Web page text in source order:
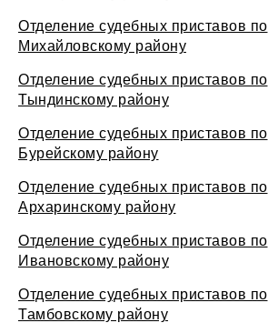
Отделение судебных приставов по
Михайловскому району
Отделение судебных приставов по
Тындинскому району
Отделение судебных приставов по
Бурейскому району
Отделение судебных приставов по
Архаринскому району
Отделение судебных приставов по
Ивановскому району
Отделение судебных приставов по
Тамбовскому району